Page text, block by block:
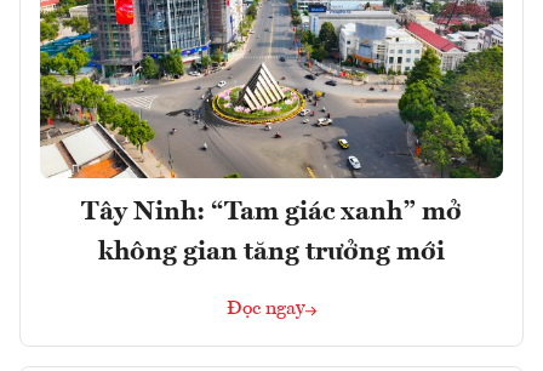
Tây Ninh: “Tam giác xanh” mở
không gian tăng trưởng mới
Đọc ngay